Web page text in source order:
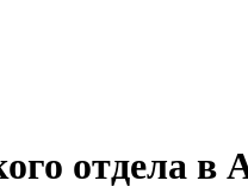
отдела в